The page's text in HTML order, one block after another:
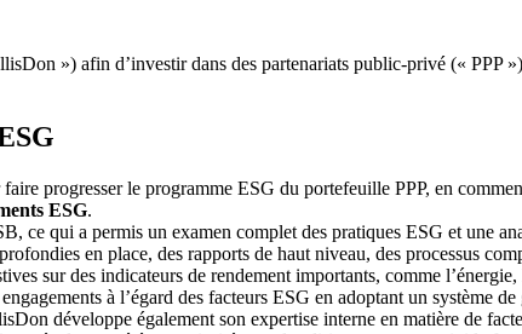
») afin d’investir dans des partenariats public-privé (« PPP
progresser le programme ESG du portefeuille PPP, en
ESG.
ce qui a permis un examen complet des pratiques ESG et une
en place, des rapports de haut niveau, des processus
sur des indicateurs de rendement importants, comme
à l’égard des facteurs ESG en adoptant un système
développe également son expertise interne en matière de